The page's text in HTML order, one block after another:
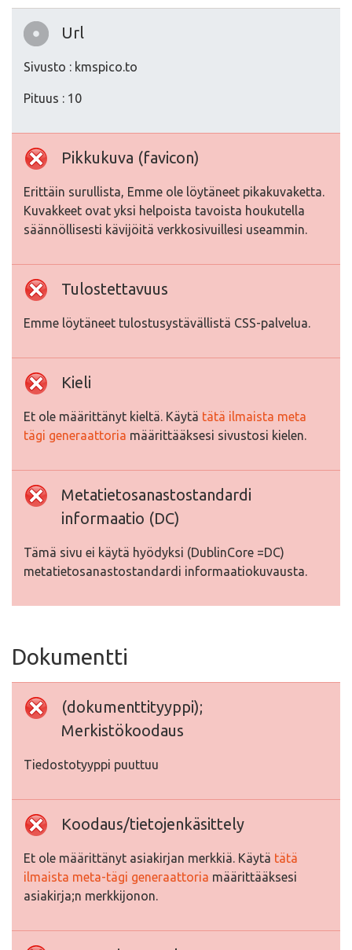
Url
Sivusto : kmspico.to
Pituus : 10
Pikkukuva (favicon)
Erittäin surullista, Emme ole löytäneet pikakuvaketta.
Kuvakkeet ovat yksi helpoista tavoista houkutella
säännöllisesti kävijöitä verkkosivuillesi useammin.
Tulostettavuus
Emme löytäneet tulostusystävällistä CSS-palvelua.
Kieli
Et ole määrittänyt kieltä. Käytä tätä ilmaista meta
tägi generaattoria määrittääksesi sivustosi kielen.
Metatietosanastostandardi
informaatio (DC)
Tämä sivu ei käytä hyödyksi (DublinCore =DC)
metatietosanastostandardi informaatiokuvausta.
Dokumentti
(dokumenttityyppi);
Merkistökoodaus
Tiedostotyyppi puuttuu
Koodaus/tietojenkäsittely
Et ole määrittänyt asiakirjan merkkiä. Käytä tätä
ilmaista meta-tägi generaattoria määrittääksesi
asiakirja;n merkkijonon.